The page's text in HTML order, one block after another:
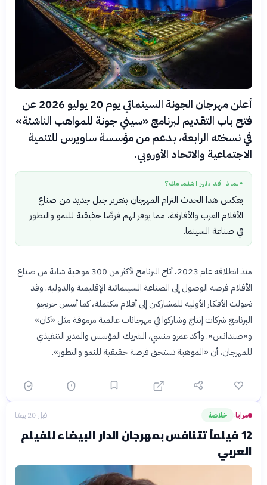
أعلن مهرجان الجونة السينمائي يوم 20 يوليو 2026 عن
فتح باب التقديم لبرنامج «سيني جونة للمواهب الناشئة»
في نسخته الرابعة، بدعم من مؤسسة ساويرس للتنمية
الاجتماعية والاتحاد الأوروبي.
● لماذا قد يثير اهتمامك؟
يعكس هذا الحدث التزام المهرجان بتعزيز جيل جديد من صناع
الأفلام العرب والأفارقة، مما يوفر لهم فرصًا حقيقية للنمو والتطور
في صناعة السينما.
منذ انطلاقه عام 2023، أتاح البرنامج لأكثر من 300 موهبة شابة من صناع
الأفلام فرصة الوصول إلى الصناعة السينمائية الإقليمية والدولية. وقد
تحولت الأفكار الأولية للمشاركين إلى أفلام مكتملة، كما أسس خريجو
البرنامج شركات إنتاج وشاركوا في مهرجانات عالمية مرموقة مثل «كان»
و«صندانس». وأكد عمرو منسي، الشريك المؤسس والمدير التنفيذي
للمهرجان، أن «الموهبة تستحق فرصة حقيقية للنمو والتطور».
مرايا› خلاصة قبل 20 يومًا
12 فيلماً تتنافس بمهرجان الدار البيضاء للفيلم
العربي